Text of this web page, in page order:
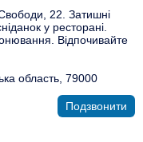
Свободи, 22. Затишні
у ресторані.
Відпочивайте
область, 79000
Подзвонити